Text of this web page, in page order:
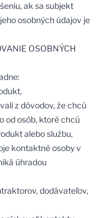
ak sa subjekt
osobných údajov je
OSOBNÝCH
z dôvodov, že chcú
od osôb, ktoré chcú
alebo službu,
kontaktné osoby v
úhradou
dodávateľov,